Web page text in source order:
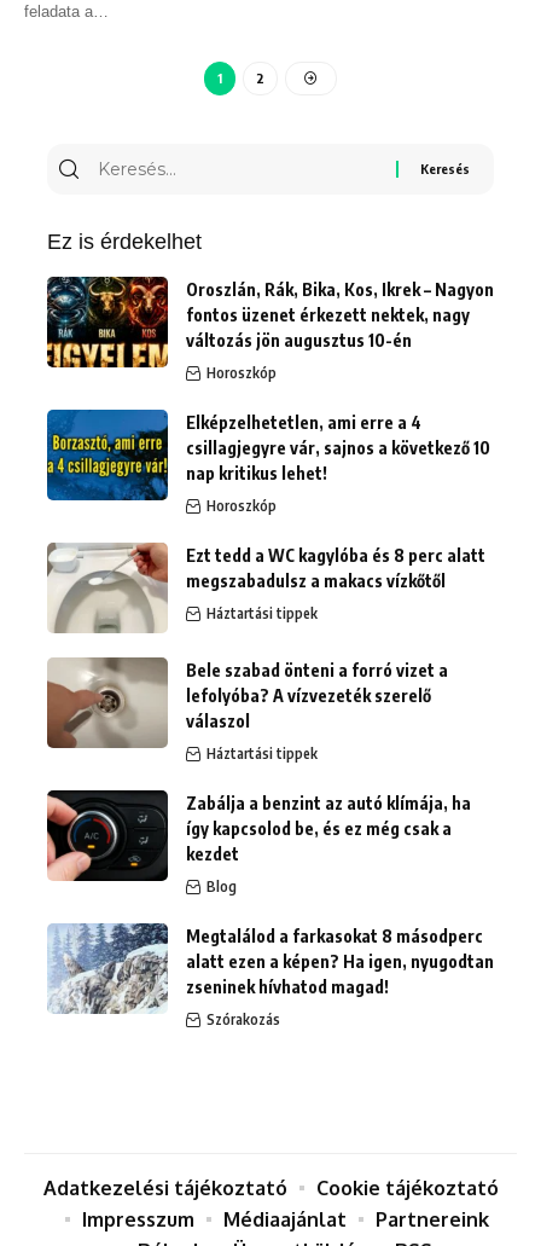
feladata a
1 2
Ez is érdekelhet
Oroszlán, Rák, Bika, Kos, Ikrek – Nagyon
fontos üzenet érkezett nektek, nagy
változás jön augusztus 10-én
Horoszkóp
Elképzelhetetlen, ami erre a 4
csillagjegyre vár, sajnos a következő 10
nap kritikus lehet!
Horoszkóp
Ezt tedd a WC kagylóba és 8 perc alatt
megszabadulsz a makacs vízkőtől
Háztartási tippek
Bele szabad önteni a forró vizet a
lefolyóba? A vízvezeték szerelő
válaszol
Háztartási tippek
Zabálja a benzint az autó klímája, ha
így kapcsolod be, és ez még csak a
kezdet
Blog
Megtalálod a farkasokat 8 másodperc
alatt ezen a képen? Ha igen, nyugodtan
zseninek hívhatod magad!
Szórakozás
Adatkezelési tájékoztató
Cookie tájékoztató
Impresszum
Médiaajánlat
Partnereink